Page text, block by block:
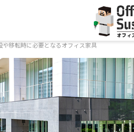
や移転時に必要となるオフィス家具